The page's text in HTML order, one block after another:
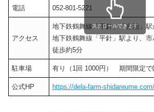
電話 052-801-5221
アクセス
地下鉄鶴舞線「平針」「赤池」
地下鉄鶴舞線「平針」駅より、
徒歩約5分
駐車場 有り（1回 1000円） 期間限定で
公式HP https://dela-farm-
スクロールできます